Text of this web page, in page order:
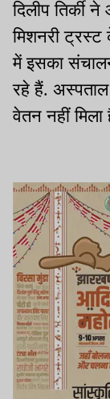
दिलीप तिर्की
मिशनरी ट्रस्ट
में इसका
रहे हैं. अस्पताल
वेतन नहीं मिला